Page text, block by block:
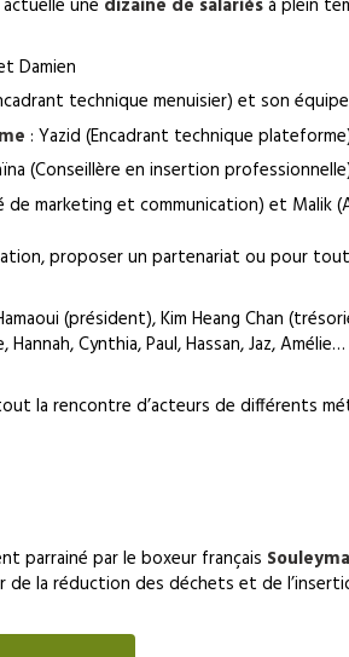
une dizaine de salariésà plein
Damien
technique menuisier) et son
: Yazid (Encadrant technique
(Conseillère en insertion
de marketing et communication) et
proposer un partenariat ou pour
(président), Kim Heang Chan
Cynthia, Paul, Hassan, Jaz, Amélie…
la rencontre d’acteurs de différents
parrainé par le boxeur français
la réduction des déchets et de